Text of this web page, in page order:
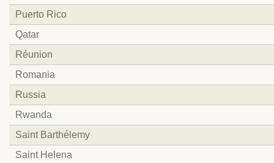
Puerto Rico
Qatar
Réunion
Romania
Russia
Rwanda
Saint Barthélemy
Saint Helena